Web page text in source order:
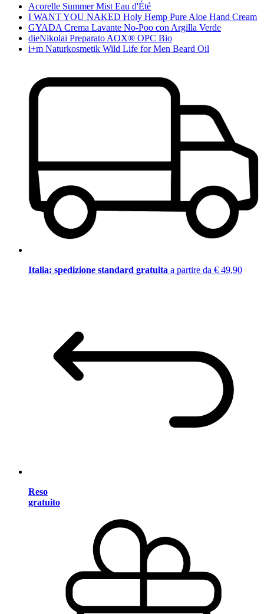
Acorelle Summer Mist Eau d'Été
I WANT YOU NAKED Holy Hemp Pure Aloe Hand Cream
GYADA Crema Lavante No-Poo con Argilla Verde
dieNikolai Preparato AOX® OPC Bio
i+m Naturkosmetik Wild Life for Men Beard Oil
Italia: spedizione standard gratuita a partire da € 49,90
Reso
gratuito